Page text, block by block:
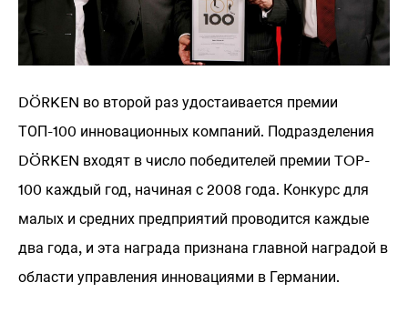
DÖRKEN во второй раз удостаивается премии
ТОП-100 инновационных компаний. Подразделения
DÖRKEN входят в число победителей премии TOP-
100 каждый год, начиная с 2008 года. Конкурс для
малых и средних предприятий проводится каждые
два года, и эта награда признана главной наградой в
области управления инновациями в Германии.